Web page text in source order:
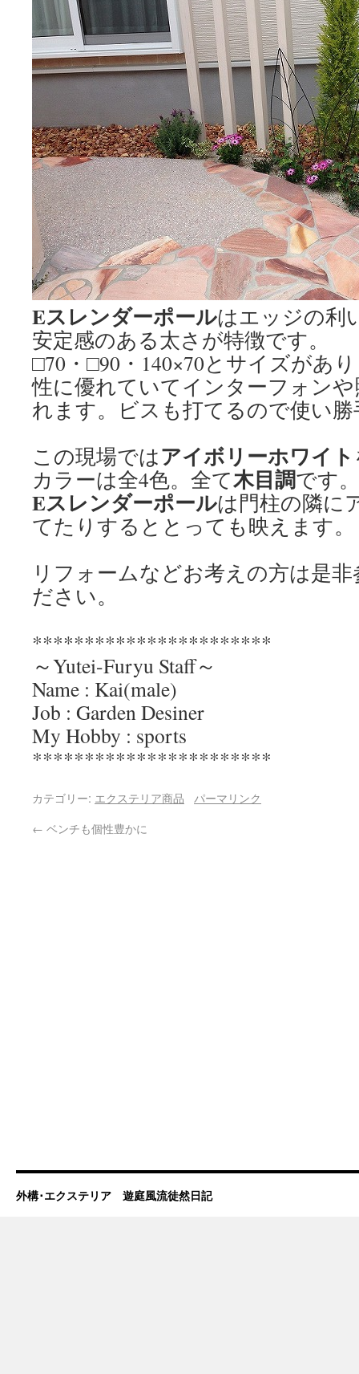
Eスレンダーポールはエッジの利
安定感のある太さが特徴です。
□70・□90・140×70とサイズがあ
性に優れていてインターフォン
れます。ビスも打てるので使い
この現場ではアイボリーホワイト
カラーは全4色。全て木目調です。
Eスレンダーポールは門柱の隣に
てたりするととっても映えます。
リフォームなどお考えの方は是
ださい。
***********************
～Yutei-Furyu Staff～
Name : Kai(male)
Job : Garden Desiner
My Hobby : sports
***********************
カテゴリー: エクステリア商品
パーマリンク
← ベンチも個性豊かに
外構･エクステリア 遊庭風流徒然日記